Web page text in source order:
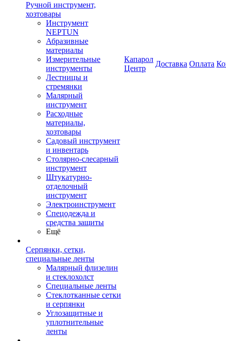
Ручной инструмент,
хозтовары
Инструмент
NEPTUN
Абразивные
материалы
Измерительные
инструменты
Лестницы и
стремянки
Малярный
инструмент
Расходные
материалы,
хозтовары
Садовый инструмент
и инвентарь
Столярно-слесарный
инструмент
Штукатурно-
отделочный
инструмент
Электроинструмент
Спецодежда и
средства защиты
Ещё
Серпянки, сетки,
специальные ленты
Малярный флизелин
и стеклохолст
Специальные ленты
Стеклотканные сетки
и серпянки
Углозащитные и
уплотнительные
ленты
Капарол
Центр
Доставка Оплата